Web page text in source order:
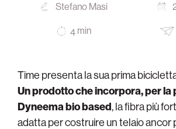
Stefano Masi
4 min
Time presenta la sua prima
Un prodotto che incorpora, per la
Dyneema bio based, la fibra più
adatta per costruire un telaio ancor